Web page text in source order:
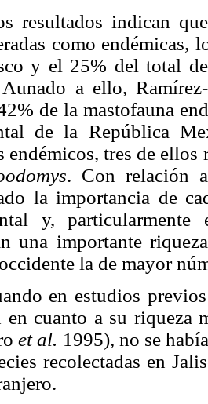
resultados indican
como endémicas,
y el 25% del total
a ello,
de la mastofauna
de la República
endémicos, tres de
. Con relación
la importancia de
y,
una importante
la de mayor
en estudios
en cuanto a su riqueza
et al. 1995), no se
recolectadas en